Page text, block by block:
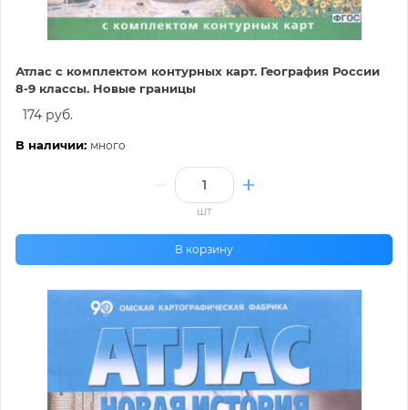
Атлас с комплектом контурных карт. География России
8-9 классы. Новые границы
174 руб.
В наличии: много
шт
В корзину